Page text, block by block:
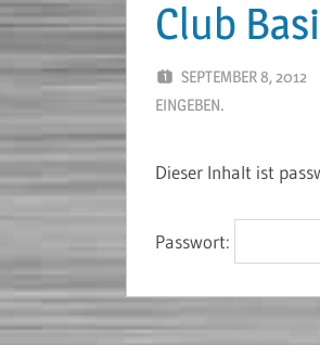
Club
SEPTEMBER 8, 2012
EINGEBEN.
Dieser Inhalt ist
Passwort: